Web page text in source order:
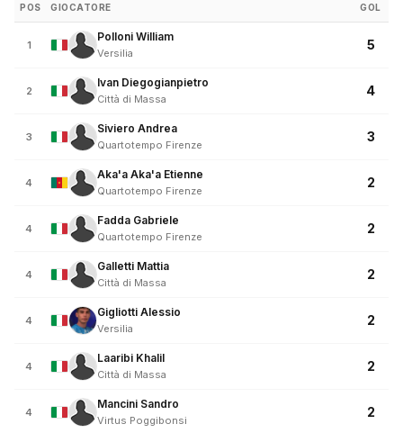
POS GIOCATORE GOL
1
Polloni William
Versilia
5
2
Ivan Diegogianpietro
Città di Massa
4
3
Siviero Andrea
Quartotempo Firenze
3
4
Aka'a Aka'a Etienne
Quartotempo Firenze
2
4
Fadda Gabriele
Quartotempo Firenze
2
4
Galletti Mattia
Città di Massa
2
4
Gigliotti Alessio
Versilia
2
4
Laaribi Khalil
Città di Massa
2
4
Mancini Sandro
Virtus Poggibonsi
2